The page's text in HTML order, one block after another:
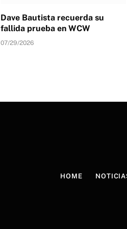
Dave Bautista recuerda su
fallida prueba en WCW
07/29/2026
HOME